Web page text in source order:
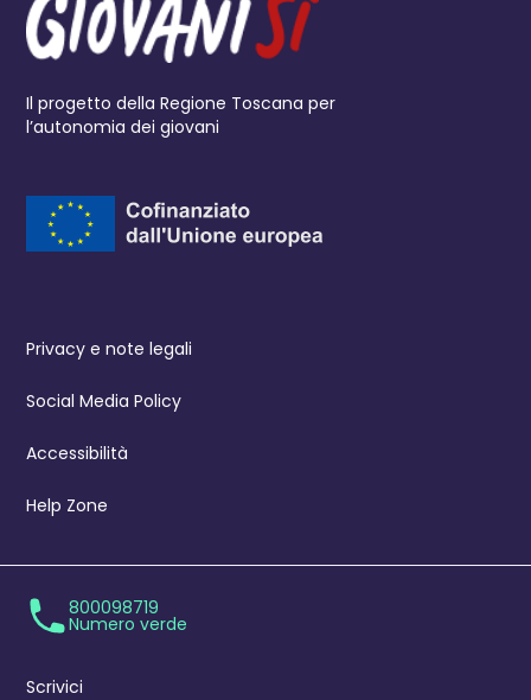
Il progetto della Regione Toscana per
l’autonomia dei giovani
Privacy e note legali
Social Media Policy
Accessibilità
Help Zone
800098719
Numero verde
Scrivici